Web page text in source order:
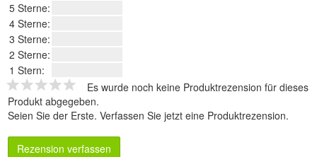
5 Sterne:
4 Sterne:
3 Sterne:
2 Sterne:
1 Stern:
Es wurde noch keine Produktrezension für dieses
Produkt abgegeben.
Seien Sie der Erste. Verfassen Sie jetzt eine Produktrezension.
Rezension verfassen